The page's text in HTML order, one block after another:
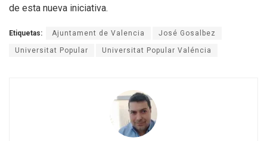
de esta nueva iniciativa.
Etiquetas: Ajuntament de Valencia José Gosalbez
Universitat Popular Universitat Popular Valéncia